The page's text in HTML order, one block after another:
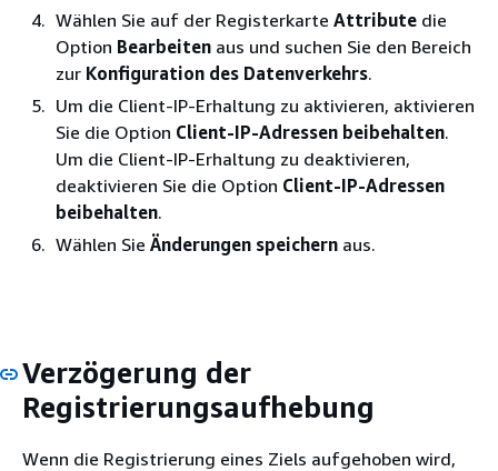
Wählen Sie auf der Registerkarte Attribute die
Option Bearbeiten aus und suchen Sie den Bereich
zur Konfiguration des Datenverkehrs.
Um die Client-IP-Erhaltung zu aktivieren, aktivieren
Sie die Option Client-IP-Adressen beibehalten.
Um die Client-IP-Erhaltung zu deaktivieren,
deaktivieren Sie die Option Client-IP-Adressen
beibehalten.
Wählen Sie Änderungen speichern aus.
Verzögerung der
Registrierungsaufhebung
Wenn die Registrierung eines Ziels aufgehoben wird,